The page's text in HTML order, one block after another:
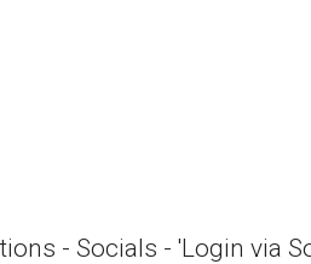
- Socials - 'Login via